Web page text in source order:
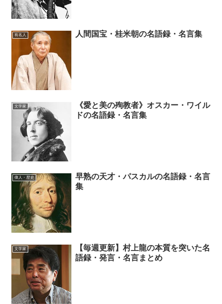
有名人 人間国宝・桂米朝の名語録・名言集
文学家
《愛と美の殉教者》オスカー・ワイル
ドの名語録・名言集
偉人・歴史
早熟の天才・パスカルの名語録・名言
集
文学家
【毎週更新】村上龍の本質を突いた名
語録・発言・名言まとめ